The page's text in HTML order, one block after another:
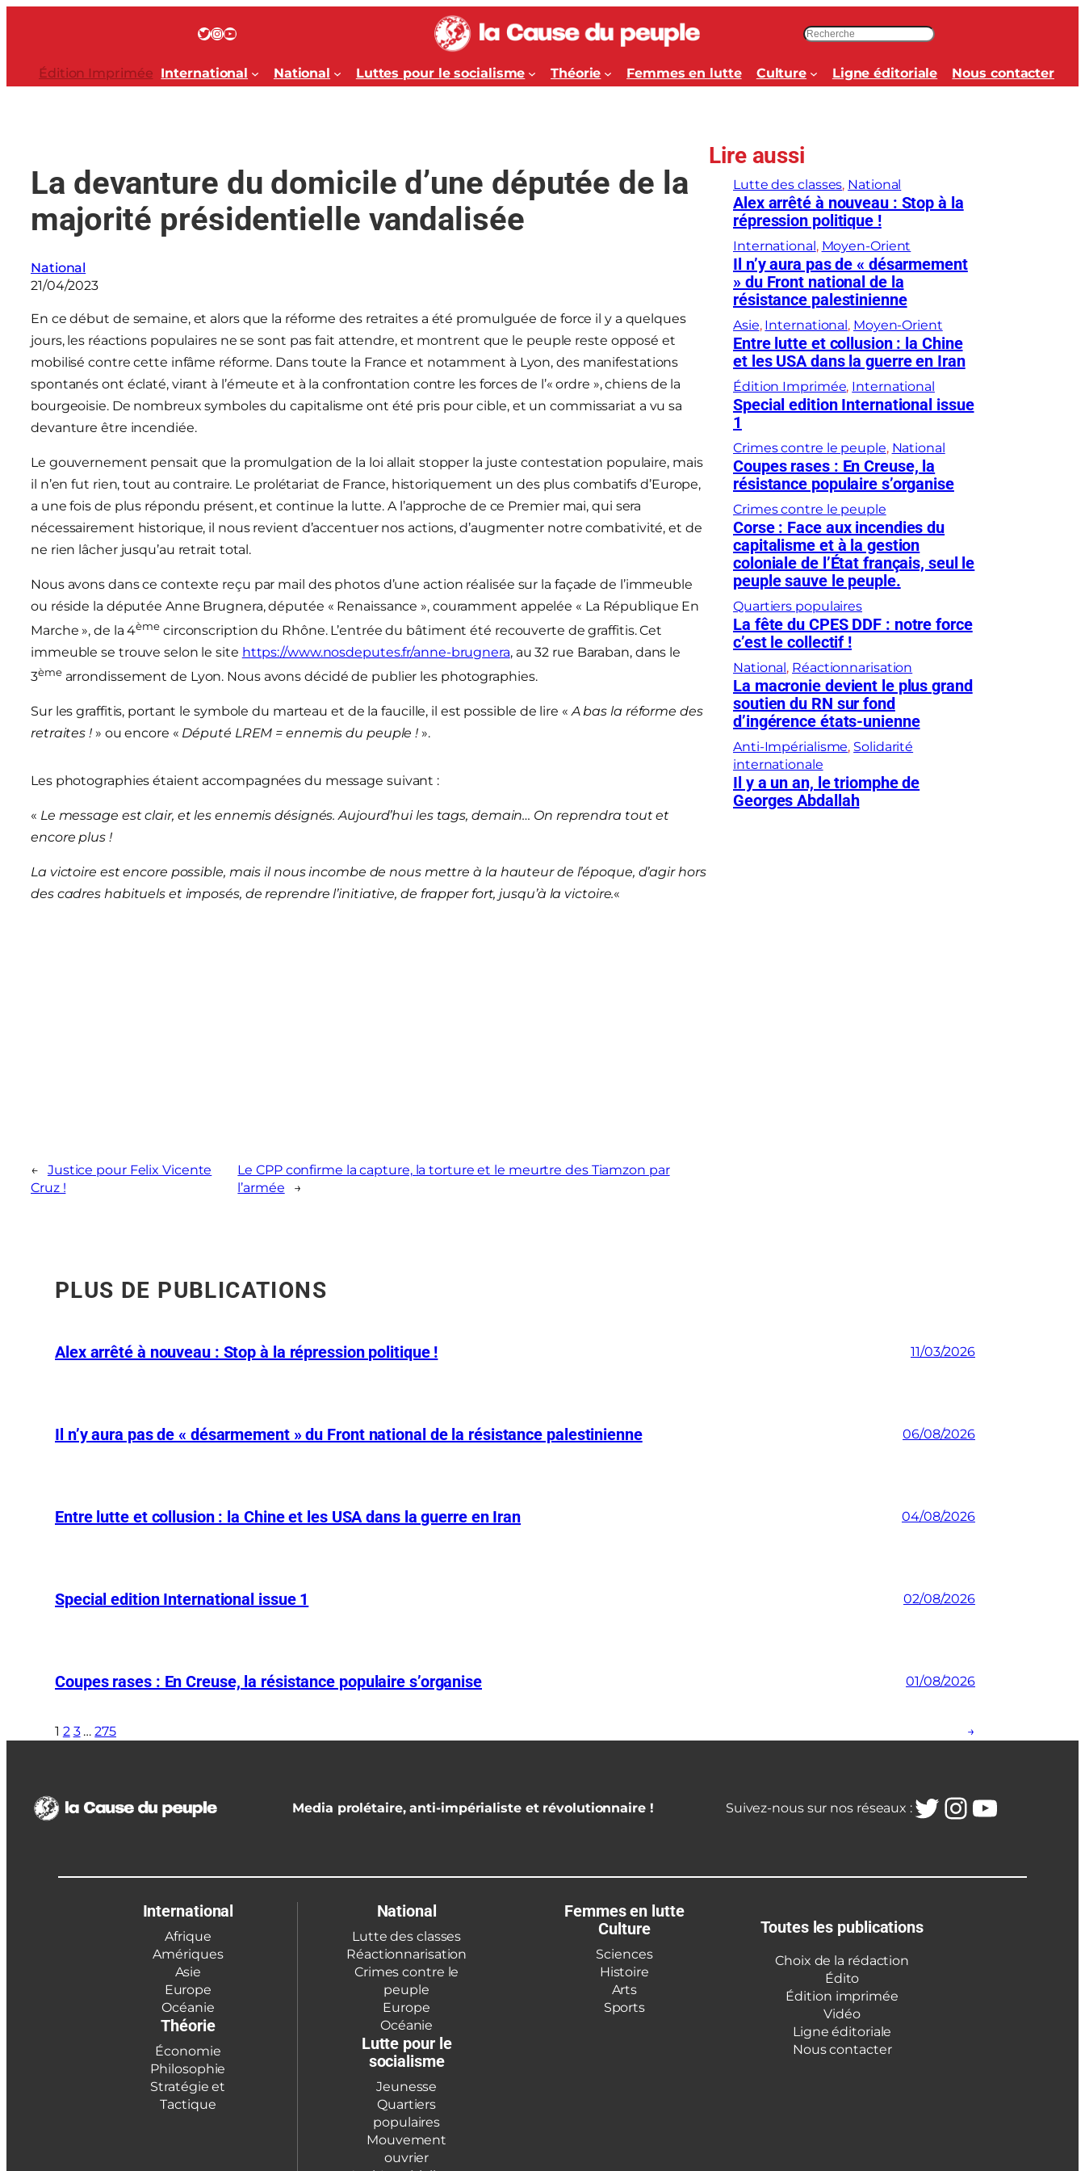
Twitter InstagramYouTube
c
h
h
r
Édition Imprimée International National Luttes pour le socialisme Théorie Femmes en lutte Culture Ligne éditoriale Nous contacter
La devanture du domicile d’une députée de la
majorité présidentielle vandalisée
National
21/04/2023
En ce début de semaine, et alors que la réforme des retraites a été promulguée de force il y a quelques
jours, les réactions populaires ne se sont pas fait attendre, et montrent que le peuple reste opposé et
mobilisé contre cette infâme réforme. Dans toute la France et notamment à Lyon, des manifestations
spontanés ont éclaté, virant à l’émeute et à la confrontation contre les forces de l’« ordre », chiens de la
bourgeoisie. De nombreux symboles du capitalisme ont été pris pour cible, et un commissariat a vu sa
devanture être incendiée.
Le gouvernement pensait que la promulgation de la loi allait stopper la juste contestation populaire, mais
il n’en fut rien, tout au contraire. Le prolétariat de France, historiquement un des plus combatifs d’Europe,
a une fois de plus répondu présent, et continue la lutte. A l’approche de ce Premier mai, qui sera
nécessairement historique, il nous revient d’accentuer nos actions, d’augmenter notre combativité, et de
ne rien lâcher jusqu’au retrait total.
Nous avons dans ce contexte reçu par mail des photos d’une action réalisée sur la façade de l’immeuble
ou réside la députée Anne Brugnera, députée « Renaissance », couramment appelée « La République En
Marche », de la 4ème circonscription du Rhône. L’entrée du bâtiment été recouverte de graffitis. Cet
immeuble se trouve selon le site https://www.nosdeputes.fr/anne-brugnera, au 32 rue Baraban, dans le
3èmearrondissement de Lyon. Nous avons décidé de publier les photographies.
Sur les graffitis, portant le symbole du marteau et de la faucille, il est possible de lire «A bas la réforme des
retraites !» ou encore « Député LREM = ennemis du peuple ! ».
Les photographies étaient accompagnées du message suivant :
« Le message est clair, et les ennemis désignés. Aujourd’hui les tags, demain… On reprendra tout et
encore plus !
La victoire est encore possible, mais il nous incombe de nous mettre à la hauteur de l’époque, d’agir hors
des cadres habituels et imposés, de reprendre l’initiative, de frapper fort, jusqu’à la victoire.«
←
Justice pour Felix Vicente
Cruz !
Le CPP confirme la capture, la torture et le meurtre des Tiamzon par
l’armée
→
Lire aussi
Lutte des classes, National
Alex arrêté à nouveau : Stop à la
répression politique !
International, Moyen-Orient
Il n’y aura pas de « désarmement
» du Front national de la
résistance palestinienne
Asie, International, Moyen-Orient
Entre lutte et collusion : la Chine
et les USA dans la guerre en Iran
Édition Imprimée, International
Special edition International issue
1
Crimes contre le peuple, National
Coupes rases : En Creuse, la
résistance populaire s’organise
Crimes contre le peuple
Corse : Face aux incendies du
capitalisme et à la gestion
coloniale de l’État français, seul le
peuple sauve le peuple.
Quartiers populaires
La fête du CPES DDF : notre force
c’est le collectif !
National, Réactionnarisation
La macronie devient le plus grand
soutien du RN sur fond
d’ingérence états-unienne
Anti-Impérialisme, Solidarité
internationale
Il y a un an, le triomphe de
Georges Abdallah
PLUS DE PUBLICATIONS
Alex arrêté à nouveau : Stop à la répression politique ! 11/03/2026
Il n’y aura pas de « désarmement » du Front national de la résistance palestinienne 06/08/2026
Entre lutte et collusion : la Chine et les USA dans la guerre en Iran 04/08/2026
Special edition International issue 1 02/08/2026
Coupes rases : En Creuse, la résistance populaire s’organise 01/08/2026
1 2 3 … 275 →
Media prolétaire, anti-impérialiste et révolutionnaire ! Suivez-nous sur nos réseaux :Twitter
International
Afrique
Amériques
Asie
Europe
Océanie
Théorie
Économie
Philosophie
Stratégie et
Tactique
National
Lutte des classes
Réactionnarisation
Crimes contre le
peuple
Europe
Océanie
Lutte pour le
socialisme
Jeunesse
Quartiers
populaires
Mouvement
ouvrier
Femmes en lutte
Culture
Sciences
Histoire
Arts
Sports
Toutes les publications
Choix de la rédaction
Édito
Édition imprimée
Vidéo
Ligne éditoriale
Nous contacter